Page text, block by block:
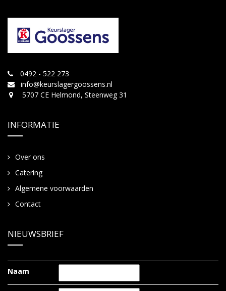
0492 - 522 273
info@keurslagergoossens.nl
5707 CE Helmond, Steenweg 31
INFORMATIE
Over ons
Catering
Algemene voorwaarden
Contact
NIEUWSBRIEF
Naam